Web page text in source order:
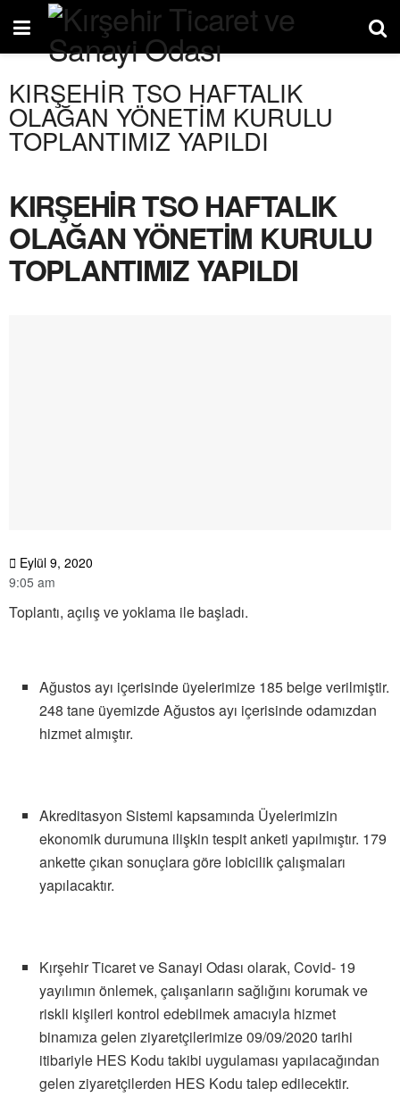
KIRŞEHİR TSO HAFTALIK
OLAĞAN YÖNETİM KURULU
TOPLANTIMIZ YAPILDI
KIRŞEHİR TSO HAFTALIK
OLAĞAN YÖNETİM KURULU
TOPLANTIMIZ YAPILDI
Eylül 9, 2020
9:05 am
Toplantı, açılış ve yoklama ile başladı.
Ağustos ayı içerisinde üyelerimize 185 belge verilmiştir.
248 tane üyemizde Ağustos ayı içerisinde odamızdan
hizmet almıştır.
Akreditasyon Sistemi kapsamında Üyelerimizin
ekonomik durumuna ilişkin tespit anketi yapılmıştır. 179
ankette çıkan sonuçlara göre lobicilik çalışmaları
yapılacaktır.
Kırşehir Ticaret ve Sanayi Odası olarak, Covid- 19
yayılımın önlemek, çalışanların sağlığını korumak ve
riskli kişileri kontrol edebilmek amacıyla hizmet
binamıza gelen ziyaretçilerimize 09/09/2020 tarihi
itibariyle HES Kodu takibi uygulaması yapılacağından
gelen ziyaretçilerden HES Kodu talep edilecektir.